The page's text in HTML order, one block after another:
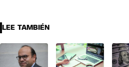
LEE TAMBIÉN